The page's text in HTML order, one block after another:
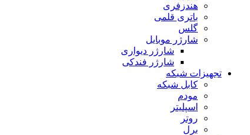
هندزفری
باتری قلمی
گلس
شارژر موبایل
شارژر دیواری
شارژر فندکی
تجهیزات شبکه
کابل شبکه
مودم
اسپلیتر
روتر
برل